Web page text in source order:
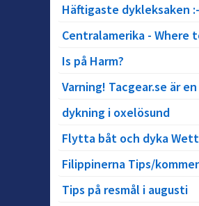
Häftigaste dykleksaken
Centralamerika - Where
Is på Harm?
Varning! Tacgear.se är
dykning i oxelösund
Flytta båt och dyka
Filippinerna Tips/
Tips på resmål i augusti